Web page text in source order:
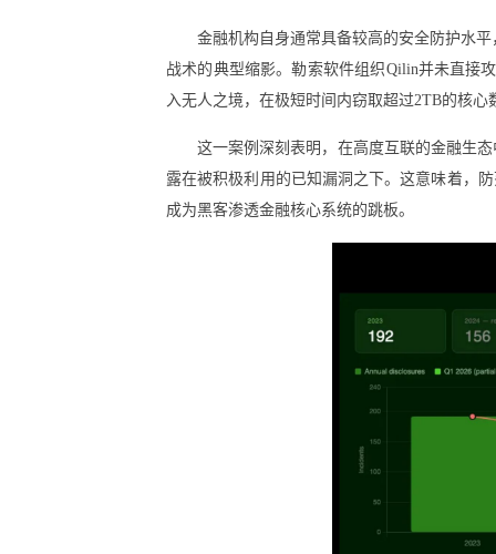
金融机构自身通常具备较高的安全防护水
战术的典型缩影。勒索软件组织Qilin并未直接
入无人之境，在极短时间内窃取超过2TB的核心
这一案例深刻表明，在高度互联的金融生
露在被积极利用的已知漏洞之下。这意味着，
成为黑客渗透金融核心系统的跳板。